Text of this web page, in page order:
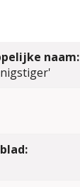
naam: